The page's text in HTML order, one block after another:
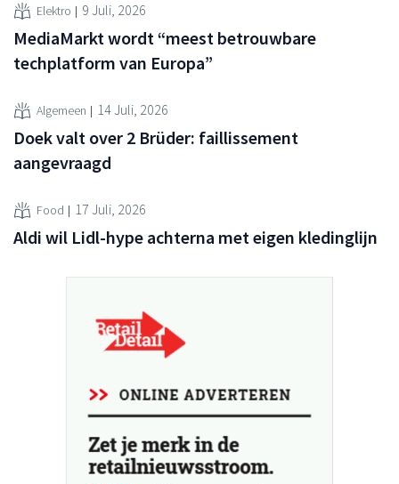
Elektro 9 Juli, 2026
MediaMarkt wordt “meest betrouwbare
techplatform van Europa”
Algemeen 14 Juli, 2026
Doek valt over 2 Brüder: faillissement
aangevraagd
Food 17 Juli, 2026
Aldi wil Lidl-hype achterna met eigen kledinglijn